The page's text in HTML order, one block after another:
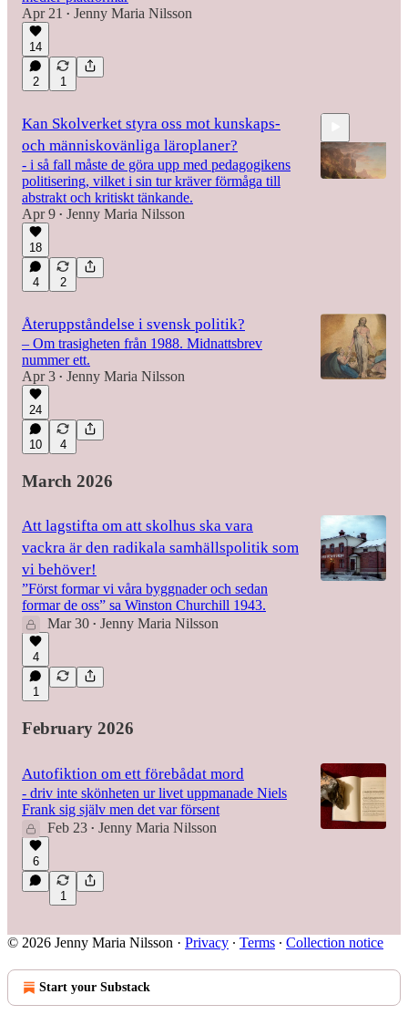
Apr 21
• Jenny Maria Nilsson
14
2 1
Kan Skolverket styra oss mot kunskaps-
och människovänliga läroplaner?
- i så fall måste de göra upp med pedagogikens
politisering, vilket i sin tur kräver förmåga till
abstrakt och kritiskt tänkande.
Apr 9 • Jenny Maria Nilsson
18
4 2
Återuppståndelse i svensk politik?
– Om trasigheten från 1988. Midnattsbrev
nummer ett.
Apr 3 • Jenny Maria Nilsson
24
10 4
March 2026
Att lagstifta om att skolhus ska vara
vackra är den radikala samhällspolitik som
vi behöver!
”Först formar vi våra byggnader och sedan
formar de oss” sa Winston Churchill 1943.
Mar 30 • Jenny Maria Nilsson
4
1
February 2026
Autofiktion om ett förebådat mord
- driv inte skönheten ur livet uppmanade Niels
Frank sig själv men det var försent
Feb 23 • Jenny Maria Nilsson
6
1
© 2026 Jenny Maria Nilsson · Privacy ∙ Terms ∙ Collection notice
Start your Substack